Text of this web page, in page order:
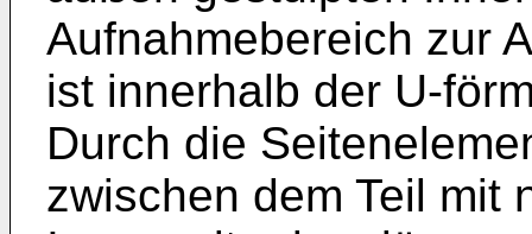
Aufnahmebereich zur
ist innerhalb der U-
Durch die
zwischen dem Teil mit